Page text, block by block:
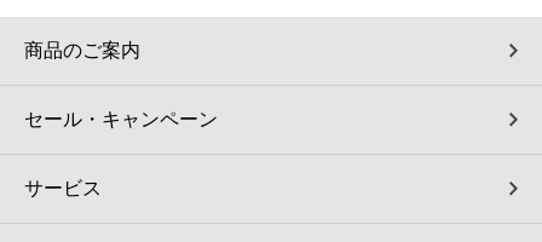
商品のご案内
セール・キャンペーン
サービス